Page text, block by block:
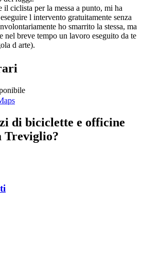
il ciclista per la messa a punto, mi ha
l intervento gratuitamente senza
ho smarrito la stessa, ma
nel breve tempo un lavoro eseguito da te
d arte).
di biciclette e officine
Treviglio?